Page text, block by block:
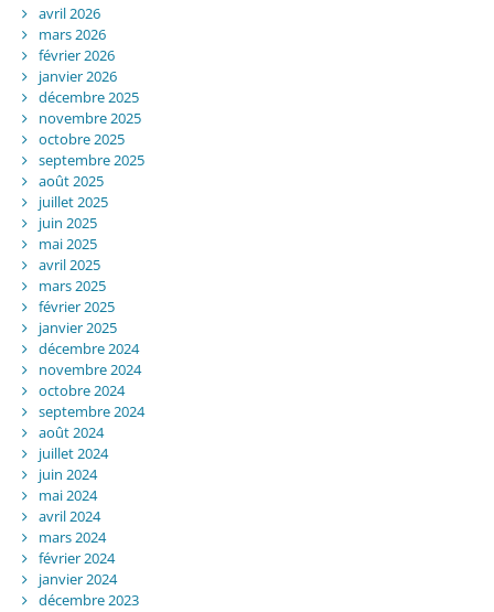
avril 2026
mars 2026
février 2026
janvier 2026
décembre 2025
novembre 2025
octobre 2025
septembre 2025
août 2025
juillet 2025
juin 2025
mai 2025
avril 2025
mars 2025
février 2025
janvier 2025
décembre 2024
novembre 2024
octobre 2024
septembre 2024
août 2024
juillet 2024
juin 2024
mai 2024
avril 2024
mars 2024
février 2024
janvier 2024
décembre 2023